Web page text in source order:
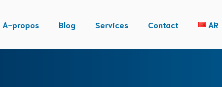
A-propos Blog Services Contact AR